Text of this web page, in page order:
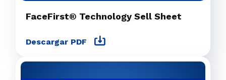
FaceFirst® Technology Sell Sheet
Descargar PDF